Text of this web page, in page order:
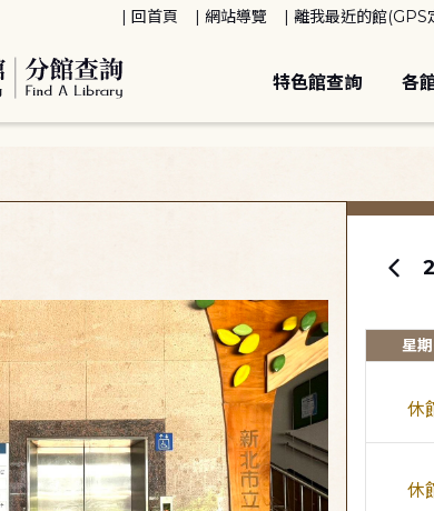
回首頁 網站導覽 離我最近的館(GPS
特色館查詢 各
星
休
休